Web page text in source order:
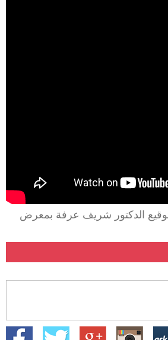
الدكتور شريف عرفة بمعرض